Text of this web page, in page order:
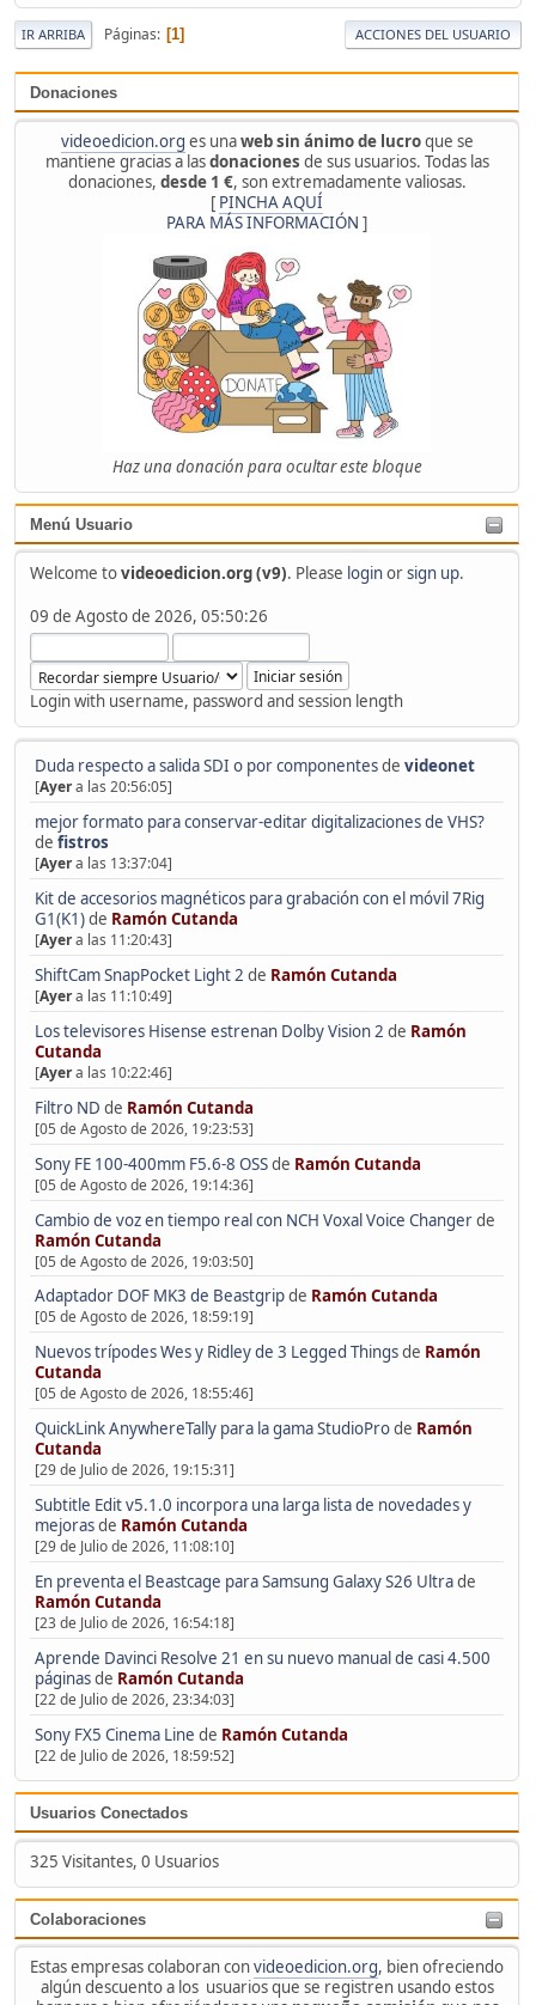
Donaciones
videoedicion.org es unaweb sin ánimo de lucroque se
mantiene gracias a lasdonaciones de sus usuarios. Todas las
donaciones, desde 1 €, son extremadamente valiosas.
[ PINCHA AQUÍ
PARA MÁS INFORMACIÓN ]
Haz una donación para ocultar este bloque
Menú Usuario
Welcome tovideoedicion.org (v9). Please loginorsign up.
09 de Agosto de 2026, 05:50:26
Login with username, password and session length
Duda respecto a salida SDI o por componentesde videonet
[Ayera las 20:56:05]
mejor formato para conservar-editar digitalizaciones de VHS?
de fistros
[Ayera las 13:37:04]
Kit de accesorios magnéticos para grabación con el móvil 7Rig
G1(K1)de Ramón Cutanda
[Ayera las 11:20:43]
ShiftCam SnapPocket Light 2 de Ramón Cutanda
[Ayera las 11:10:49]
Los televisores Hisense estrenan Dolby Vision 2 de Ramón
Cutanda
[Ayera las 10:22:46]
Filtro ND de Ramón Cutanda
[05 de Agosto de 2026, 19:23:53]
Sony FE 100-400mm F5.6-8 OSSde Ramón Cutanda
[05 de Agosto de 2026, 19:14:36]
Cambio de voz en tiempo real con NCH Voxal Voice Changerde
Ramón Cutanda
[05 de Agosto de 2026, 19:03:50]
Adaptador DOF MK3 de Beastgripde Ramón Cutanda
[05 de Agosto de 2026, 18:59:19]
Nuevos trípodes Wes y Ridley de 3 Legged Thingsde Ramón
Cutanda
[05 de Agosto de 2026, 18:55:46]
QuickLink AnywhereTally para la gama StudioProde Ramón
Cutanda
[29 de Julio de 2026, 19:15:31]
Subtitle Edit v5.1.0 incorpora una larga lista de novedades y
mejorasde Ramón Cutanda
[29 de Julio de 2026, 11:08:10]
En preventa el Beastcage para Samsung Galaxy S26 Ultrade
Ramón Cutanda
[23 de Julio de 2026, 16:54:18]
Aprende Davinci Resolve 21 en su nuevo manual de casi 4.500
páginasde Ramón Cutanda
[22 de Julio de 2026, 23:34:03]
Sony FX5 Cinema Line de Ramón Cutanda
[22 de Julio de 2026, 18:59:52]
Usuarios Conectados
325 Visitantes, 0 Usuarios
Colaboraciones
Estas empresas colaboran convideoedicion.org, bien ofreciendo
algún descuento a los usuarios que se registren usando estos
IR ARRIBA Páginas 1 ACCIONES DEL USUARIO